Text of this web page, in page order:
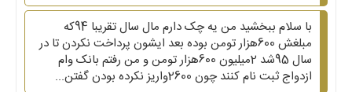
با سلام ببخشید من یه چک دارم مال سال تقریبا 94که
مبلغش 600هزار تومن بوده بعد ایشون پرداخت نکردن تا در
سال 95شد 2میلیون 600هزار تومن و من رفتم بانک وام
ازدواج ثبت نام کنند چون 2600واریز نکرده بودن گفتن...